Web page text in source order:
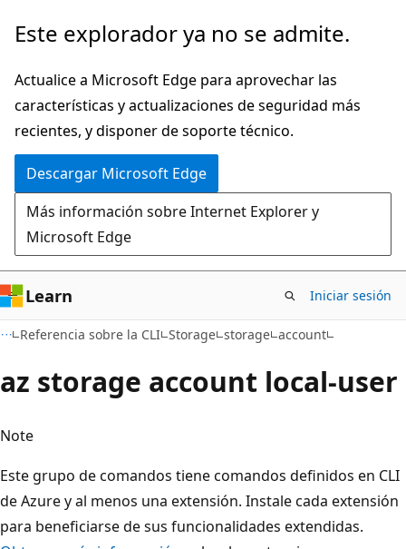
Ir
contenido
principal
Ir
la
navegación
en
la
página
Este explorador ya no se admite.
Actualice a Microsoft Edge para aprovechar las
características y actualizaciones de seguridad más
recientes, y disponer de soporte técnico.
Descargar Microsoft Edge
Más información sobre Internet Explorer y
Microsoft Edge
Learn Iniciar sesión
Referencia sobre la CLI Storage storage account
az storage account local-user
Note
Este grupo de comandos tiene comandos definidos en CLI
de Azure y al menos una extensión. Instale cada extensión
para beneficiarse de sus funcionalidades extendidas.